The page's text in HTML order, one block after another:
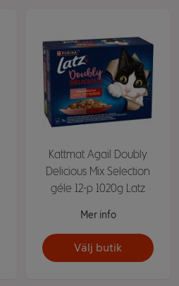
Kattmat Agail Doubly
Delicious Mix Selection
géle 12-p 1020g Latz
Mer info
Välj butik